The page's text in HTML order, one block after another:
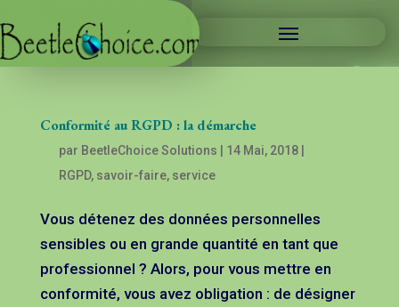
Conformité au RGPD : la démarche
par BeetleChoice Solutions | 14 Mai, 2018|
RGPD, savoir-faire, service
Vous détenez des données personnelles
sensibles ou en grande quantité en tant que
professionnel ? Alors, pour vous mettre en
conformité, vous avez obligation : de désigner